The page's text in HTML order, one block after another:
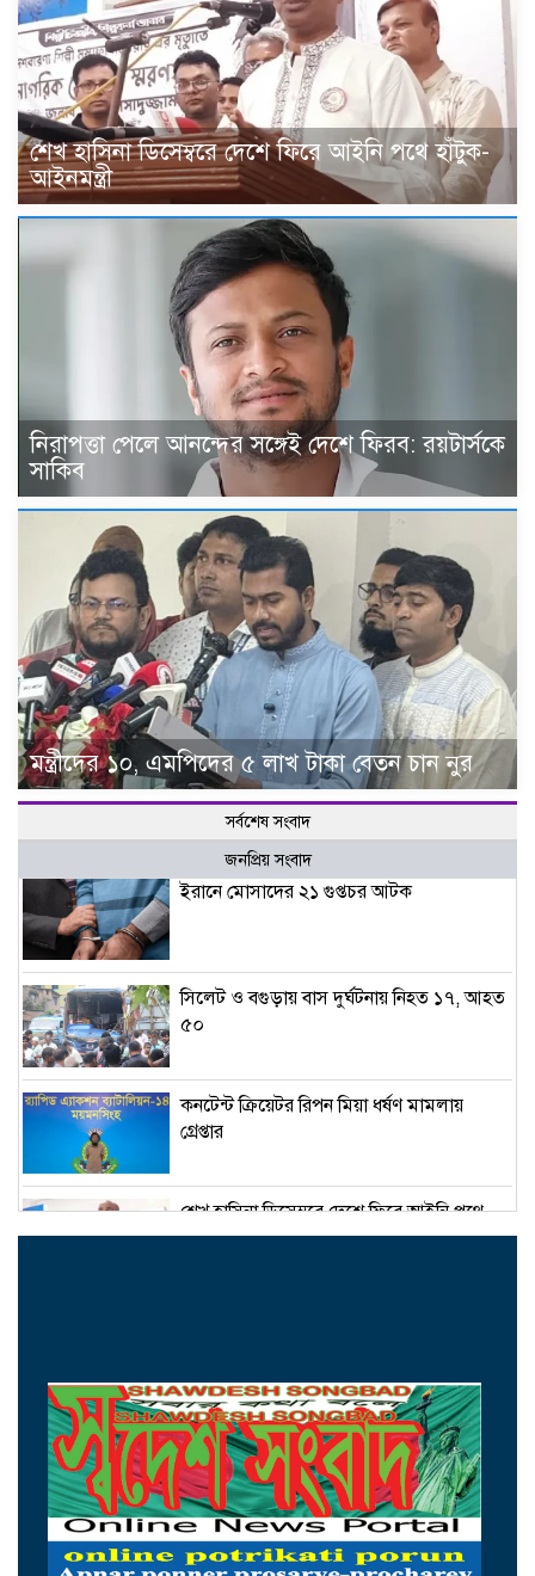
শেখ হাসিনা ডিসেম্বরে দেশে ফিরে আইনি পথে হাঁটুক-
আইনমন্ত্রী
নিরাপত্তা পেলে আনন্দের সঙ্গেই দেশে ফিরব: রয়টার্সকে
সাকিব
মন্ত্রীদের ১০, এমপিদের ৫ লাখ টাকা বেতন চান নুর
সর্বশেষ সংবাদ
জনপ্রিয় সংবাদ
ইরানে মোসাদের ২১ গুপ্তচর আটক
সিলেট ও বগুড়ায় বাস দুর্ঘটনায় নিহত ১৭, আহত
৫০
কনটেন্ট ক্রিয়েটর রিপন মিয়া ধর্ষণ মামলায়
গ্রেপ্তার
শেখ হাসিনা ডিসেম্বরে দেশে ফিরে আইনি পথে
হাঁটুক-আইনমন্ত্রী
মন্ত্রীদের ১০, এমপিদের ৫ লাখ টাকা বেতন চান
নুর
২৩তম রাষ্ট্রপতি হিসেবে আলোচনায় যারা